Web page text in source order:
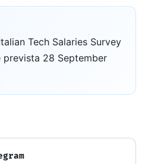
Tech Salaries Survey
prevista 28 September